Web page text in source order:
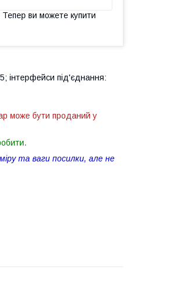
Тепер ви можете купити
інтерфейси під'єднання:
може бути проданий у
та ваги посилки, але не